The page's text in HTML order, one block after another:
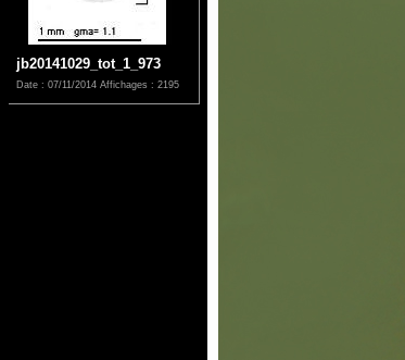
jb20141029_tot_1_973
Date : 07/11/2014 Affichages : 2195